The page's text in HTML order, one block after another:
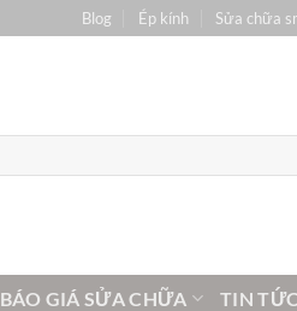
Blog Ép kính Sửa chữa
BÁO GIÁ SỬA CHỮA TIN TỨC